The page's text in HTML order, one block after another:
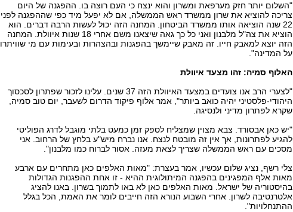
"השלום יותר חזק מערפאת ומשרון והוא ינצח כי העם רוצה בו. ההפגנה של היום
צריכה להוציא את שרון ממשרד ראש הממשלה, אם לא יפעל מיד כפי שההפגנה לפני
22 שנה הוציאה אותו ממשרד הביטחון. המחנה הזה יכול לעשות הרבה דברים. הוא
הוציא את צה"ל מלבנון ואני כל כך גאה שיצאנו משם אחרי 18 שנות איוולת. המחנה
הזה יוצא למאבק חייו. זה מאבק שיימשך בהפגנות ובהצהרות ובעימות עם מי שוויתרו
על המדינה".
האלוף סמיה: זהו מצעד איוולת
"לצערי הרב אנו צועדים במצעד האיוולת הזה 37 שנים. עלינו לזכור שפתרון לסכסוך
היהודי-פלסטיני יהיה כואב ביותר", אמר אלוף פיקוד הדרום לשעבר, יום טוב סמיה,
שקרא לפתרון מדיני ולנסיגה.
"יש כאן אבסורד. צבא מצוין שמצליח לספק זמן כמעט בלתי מוגבל לדרג הפוליטי
להגיע לפתרונות, אך אין זה מובטח לנצח. אנו נברח מיש"ע בלחץ של הרחוב. אני
מסכים עם ראש הממשלה שצריך לצאת מעזה. אסור לברוח כמו מלבנון".
צלי רשף, נציג שלום עכשיו, אמר בעצרת: "מאות האלפים כאן מתחרים עם ארבע
מאות אלף המפגינים בהפגנה המיתולוגית ההיא - זו אחת ההפגנות הגדולות
בהיסטוריה של ישראל. מאות האלפים כאן לא באו לתמוך בשרון. באנו להציג
אלטרנטיבה לשרון. אחרי השבוע הנורא הזה חייבים לומר את האמת, הכל בגלל
ההתנחלויות".